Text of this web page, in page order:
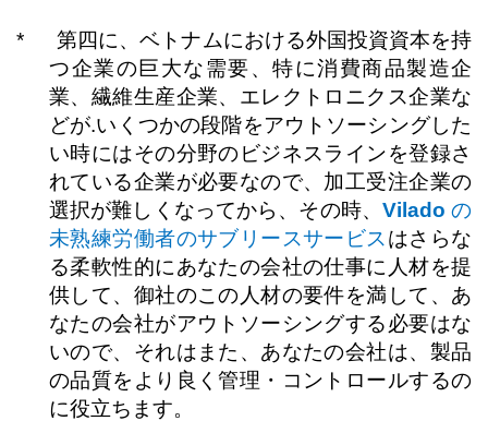
*第四に、ベトナムにおける外国投資資本を持
つ企業の巨大な需要、特に消費商品製造企
業、繊維生産企業、エレクトロニクス企業な
どが.いくつかの段階をアウトソーシングした
い時にはその分野のビジネスラインを登録さ
れている企業が必要なので、加工受注企業の
選択が難しくなってから、その時、 Viladoの
未熟練労働者のサブリースサービス はさらな
る柔軟性的にあなたの会社の仕事に人材を提
供して、御社のこの人材の要件を満して、あ
なたの会社がアウトソーシングする必要はな
いので、それはまた、あなたの会社は、製品
の品質をより良く管理・コントロールするの
に役立ちます。